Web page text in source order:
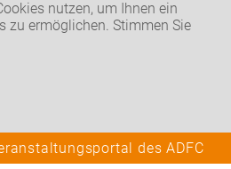
nutzen, um Ihnen ein
zu ermöglichen. Stimmen Sie
des ADFC